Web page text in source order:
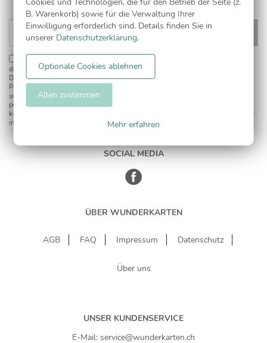
dass wir Sie mit neuesten Informationen aus unserem Angebot informieren können.
Dies umfasst den Versand unseres Newsletters. Zudem können wir Ihnen
Produktinformationen zu Ihren Interessen auf anderen Plattformen wie Facebook
und Google anzeigen. Um Ihnen diesen Service anbieten zu können, nutzen wir Ihre
personenbezogenen Daten und teilen diese auch mit Dritten, wenn erforderlich. Sie
können diese Einwilligung jederzeit widerrufen. Weitere Informationen erhalten Sie
in unserer Datenschutzerklärung.
SOCIAL MEDIA
ÜBER WUNDERKARTEN
AGB FAQ Impressum Datenschutz
Über uns
UNSER KUNDENSERVICE
E-Mail: service@wunderkarten.ch
B. Warenkorb) sowie für die Verwaltung Ihrer
Einwilligung erforderlich sind. Details finden Sie in
unserer Datenschutzerklärung.
Mehr erfahren
Optionale Cookies ablehnen
Allen zustimmen